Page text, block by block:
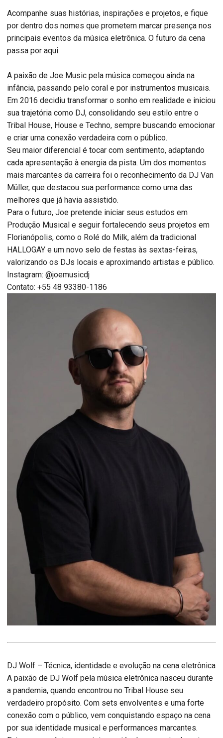
Acompanhe suas histórias, inspirações e projetos, e fique
por dentro dos nomes que prometem marcar presença nos
principais eventos da música eletrônica. O futuro da cena
passa por aqui.
A paixão de Joe Music pela música começou ainda na
infância, passando pelo coral e por instrumentos musicais.
Em 2016 decidiu transformar o sonho em realidade e iniciou
sua trajetória como DJ, consolidando seu estilo entre o
Tribal House, House e Techno, sempre buscando emocionar
e criar uma conexão verdadeira com o público.
Seu maior diferencial é tocar com sentimento, adaptando
cada apresentação à energia da pista. Um dos momentos
mais marcantes da carreira foi o reconhecimento da DJ Van
Müller, que destacou sua performance como uma das
melhores que já havia assistido.
Para o futuro, Joe pretende iniciar seus estudos em
Produção Musical e seguir fortalecendo seus projetos em
Florianópolis, como o Rolé do Milk, além da tradicional
HALLOGAY e um novo selo de festas às sextas-feiras,
valorizando os DJs locais e aproximando artistas e público.
Instagram: @joemusicdj
Contato: +55 48 93380-1186
DJ Wolf – Técnica, identidade e evolução na cena eletrônica
A paixão de DJ Wolf pela música eletrônica nasceu durante
a pandemia, quando encontrou no Tribal House seu
verdadeiro propósito. Com sets envolventes e uma forte
conexão com o público, vem conquistando espaço na cena
por sua identidade musical e performances marcantes.